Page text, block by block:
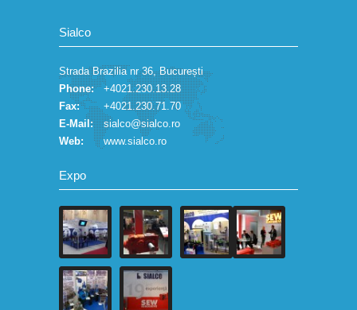
Sialco
Strada Brazilia nr 36, București
Phone: +4021.230.13.28
Fax:
+4021.230.71.70
E-Mail:
sialco@sialco.ro
Web:
www.sialco.ro
Expo